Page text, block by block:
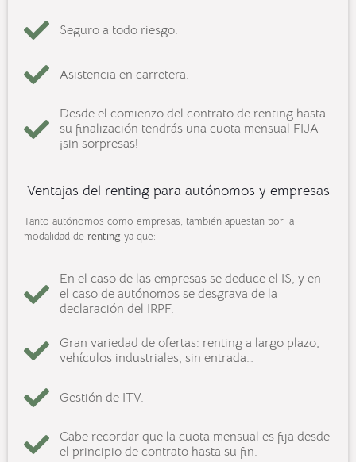
Seguro a todo riesgo.
Asistencia en carretera.
Desde el comienzo del contrato de renting hasta
su finalización tendrás una cuota mensual FIJA
¡sin sorpresas!
Ventajas del renting para autónomos y empresas
Tanto autónomos como empresas, también apuestan por la
modalidad de renting ya que:
En el caso de las empresas se deduce el IS, y en
el caso de autónomos se desgrava de la
declaración del IRPF.
Gran variedad de ofertas: renting a largo plazo,
vehículos industriales, sin entrada…
Gestión de ITV.
Cabe recordar que la cuota mensual es fija desde
el principio de contrato hasta su fin.